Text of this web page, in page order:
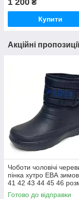
₴
Купити
Акційні
Чоботи чоловічі
пінка хутро ЕВА
41 42 43 44 45 46
Готово до відправки